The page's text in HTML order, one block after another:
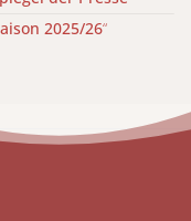
2025/26“